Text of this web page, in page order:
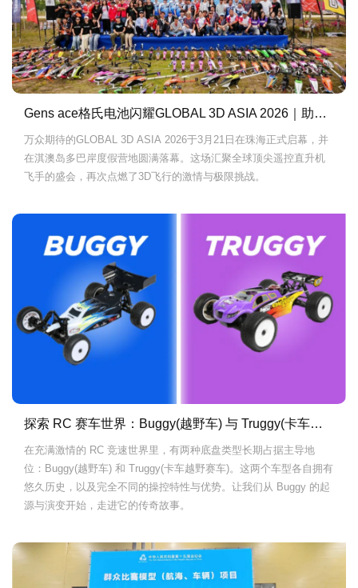
Gens ace格氏电池闪耀GLOBAL 3D ASIA 2026｜助力顶尖飞手征战极限飞行.
万众期待的GLOBAL 3D ASIA 2026于3月21日在珠海正式启幕，并
在淇澳岛多巴岸度假营地圆满落幕。这场汇聚全球顶尖遥控直升机
飞手的盛会，再次点燃了3D飞行的激情与极限挑战。
探索 RC 赛车世界：Buggy(越野车) 与 Truggy(卡车越野赛车）的性能对比.
在充满激情的 RC 竞速世界里，有两种底盘类型长期占据主导地
位：Buggy(越野车) 和 Truggy(卡车越野赛车)。这两个车型各自拥有
悠久历史，以及完全不同的操控特性与优势。让我们从 Buggy 的起
源与演变开始，走进它的传奇故事。